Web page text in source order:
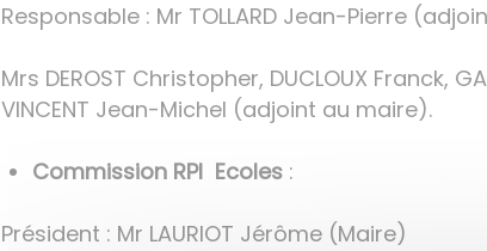
Responsable : Mr TOLLARD Jean-Pierre
Mrs DEROST Christopher, DUCLOUX Franck,
VINCENT Jean-Michel (adjoint au maire).
Commission RPI Ecoles:
Président : Mr LAURIOT Jérôme (Maire)